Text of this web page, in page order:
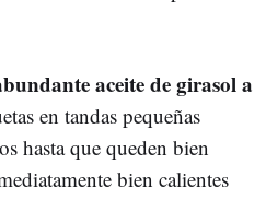
aceite de girasol a
en tandas pequeñas
hasta que queden bien
bien calientes